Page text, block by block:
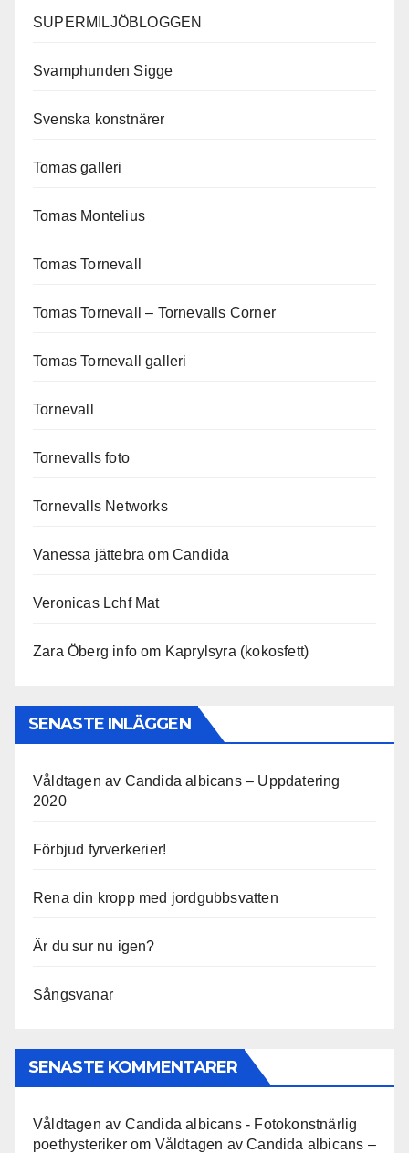
SUPERMILJÖBLOGGEN
Svamphunden Sigge
Svenska konstnärer
Tomas galleri
Tomas Montelius
Tomas Tornevall
Tomas Tornevall – Tornevalls Corner
Tomas Tornevall galleri
Tornevall
Tornevalls foto
Tornevalls Networks
Vanessa jättebra om Candida
Veronicas Lchf Mat
Zara Öberg info om Kaprylsyra (kokosfett)
SENASTE INLÄGGEN
Våldtagen av Candida albicans – Uppdatering
2020
Förbjud fyrverkerier!
Rena din kropp med jordgubbsvatten
Är du sur nu igen?
Sångsvanar
SENASTE KOMMENTARER
Våldtagen av Candida albicans - Fotokonstnärlig
poethysterikerom Våldtagen av Candida albicans –